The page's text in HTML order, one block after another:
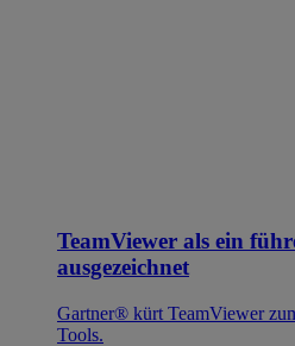
TeamViewer als ein
ausgezeichnet
Gartner® kürt TeamViewer
Tools.